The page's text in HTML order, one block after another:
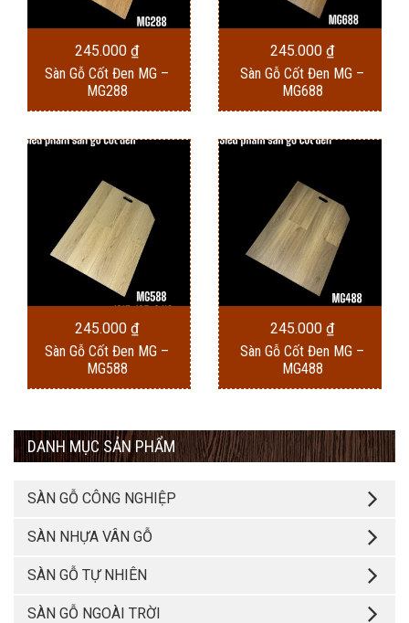
245.000 ₫
Sàn Gỗ Cốt Đen MG –
MG288
245.000 ₫
Sàn Gỗ Cốt Đen MG –
MG688
245.000 ₫
Sàn Gỗ Cốt Đen MG –
MG588
245.000 ₫
Sàn Gỗ Cốt Đen MG –
MG488
DANH MỤC SẢN PHẨM
SÀN GỖ CÔNG NGHIỆP
SÀN NHỰA VÂN GỖ
SÀN GỖ TỰ NHIÊN
SÀN GỖ NGOÀI TRỜI